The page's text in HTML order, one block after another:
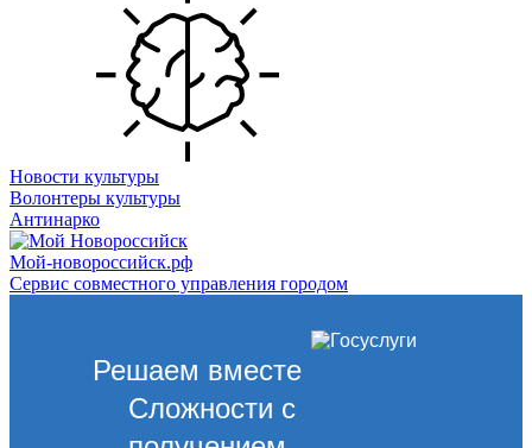
Новости культуры
Волонтеры культуры
Антинарко
Мой-новороссийск.рф
Сервис совместного управления городом
Решаем вместе
Сложности с